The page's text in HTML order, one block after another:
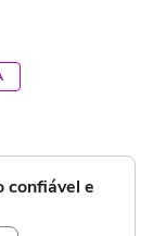
confiável e